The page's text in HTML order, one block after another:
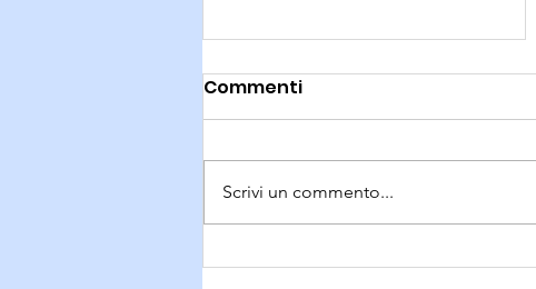
Puliamo la Bevera
Commenti
Scrivi un commento...